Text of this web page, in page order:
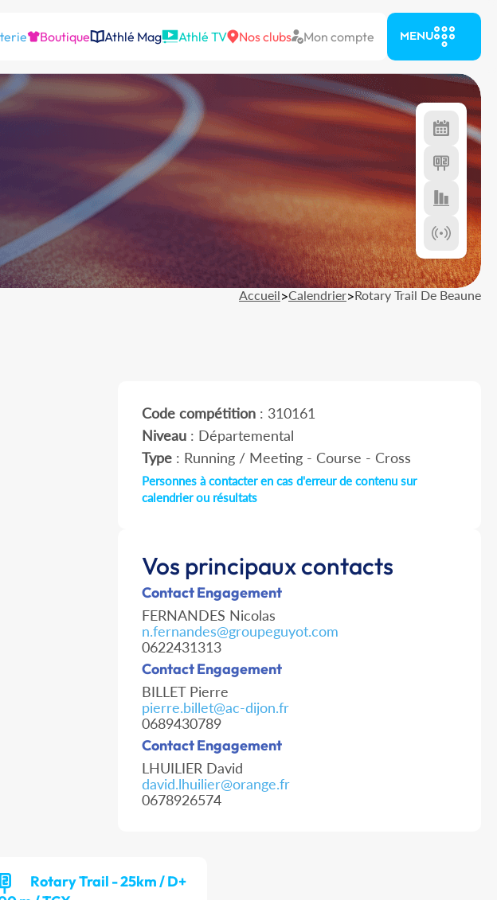
Boutique Athlé Mag Athlé TV Nos clubs Mon compte MENU
Accueil>Calendrier>Rotary Trail De Beaune
Code compétition: 310161
Niveau: Départemental
Type: Running / Meeting - Course - Cross
Personnes à contacter en cas d'erreur de contenu sur
calendrier ou résultats
Vos principaux contacts
Contact Engagement
FERNANDES Nicolas
n.fernandes@groupeguyot.com
0622431313
Contact Engagement
BILLET Pierre
pierre.billet@ac-dijon.fr
0689430789
Contact Engagement
LHUILIER David
david.lhuilier@orange.fr
0678926574
Rotary Trail - 25km / D+